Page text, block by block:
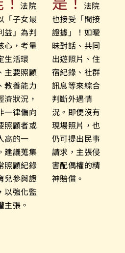
法院
「子女最
益」為判
心，考量
生活環
主要照顧
教養能力
濟狀況，
一律偏向
照顧者或
高的一
建議蒐集
照顧紀錄
兒參與證
以強化監
主張。
法院
也接受「間接
證據」！如曖
昧對話、共同
出遊照片、住
宿紀錄、社群
訊息等來綜合
判斷外遇情
況。即便沒有
現場照片，也
仍可提出民事
請求，主張侵
害配偶權的精
神賠償。